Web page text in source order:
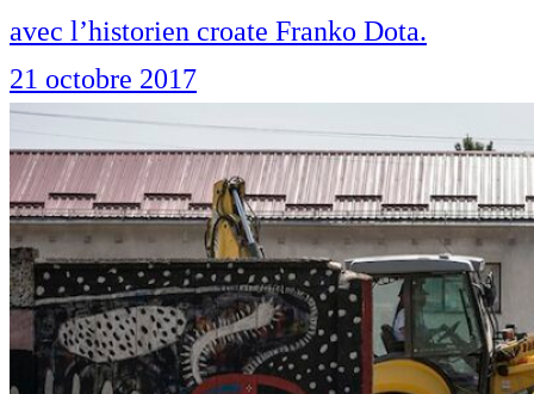
avec l’historien croate Franko Dota.
21 octobre 2017